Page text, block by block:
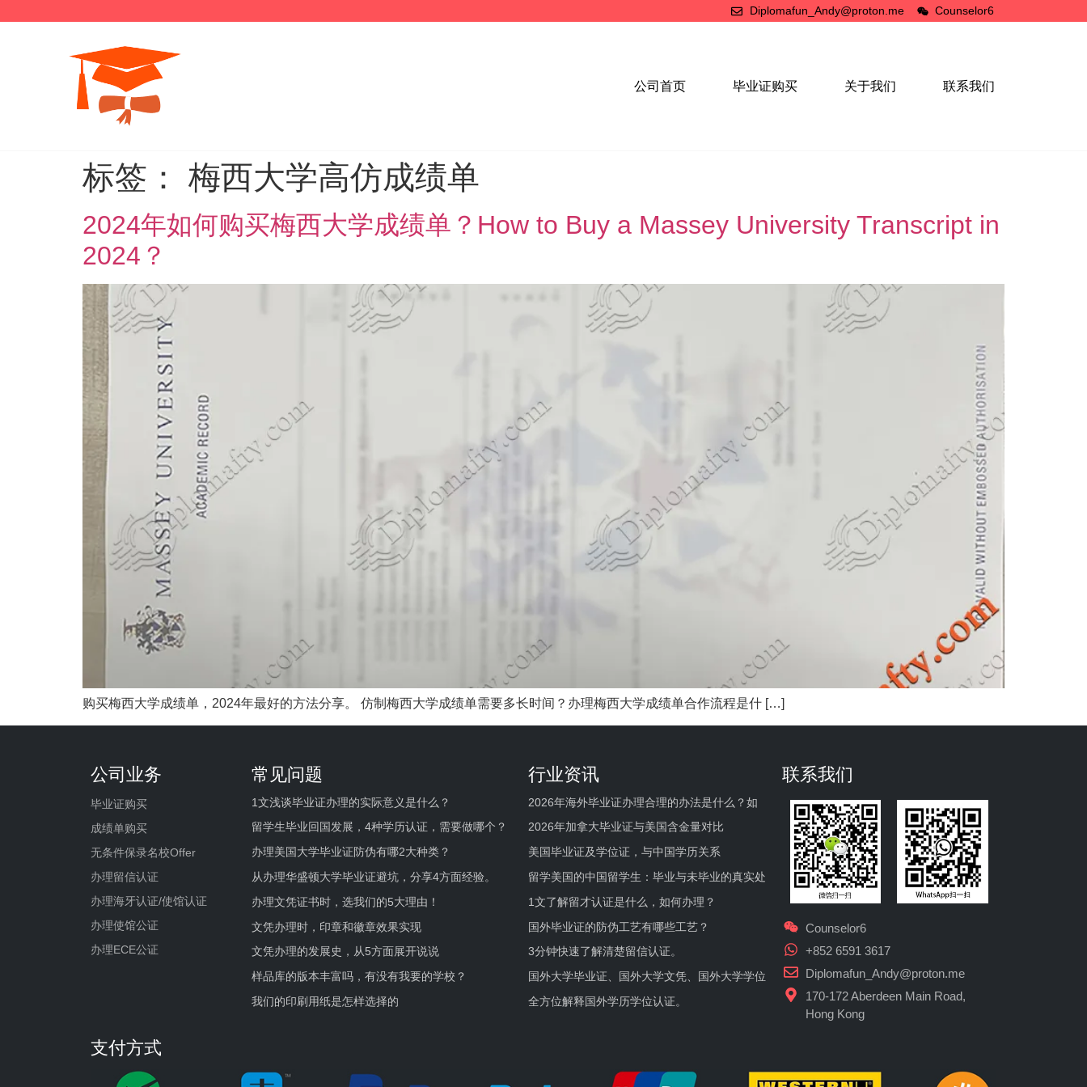
Diplomafun_Andy@proton.me Counselor6
公司首页 毕业证购买 关于我们 联系我们
标签： 梅西大学高仿成绩单
2024年如何购买梅西大学成绩单？How to Buy a Massey University Transcript in
2024？
购买梅西大学成绩单，2024年最好的方法分享。 仿制梅西大学成绩单需要多长时间？办理梅西大学成绩单合作流程是什 […]
公司业务
毕业证购买
成绩单购买
无条件保录名校Offer
办理留信认证
办理海牙认证/使馆认证
办理使馆公证
办理ECE公证
常见问题
1文浅谈毕业证办理的实际意义是什么？
留学生毕业回国发展，4种学历认证，需要做哪个？
办理美国大学毕业证防伪有哪2大种类？
从办理华盛顿大学毕业证避坑，分享4方面经验。
办理文凭证书时，选我们的5大理由！
文凭办理时，印章和徽章效果实现
文凭办理的发展史，从5方面展开说说
样品库的版本丰富吗，有没有我要的学校？
我们的印刷用纸是怎样选择的
行业资讯
2026年海外毕业证办理合理的办法是什么？如
2026年加拿大毕业证与美国含金量对比
美国毕业证及学位证，与中国学历关系
留学美国的中国留学生：毕业与未毕业的真实处
1文了解留才认证是什么，如何办理？
国外毕业证的防伪工艺有哪些工艺？
3分钟快速了解清楚留信认证。
国外大学毕业证、国外大学文凭、国外大学学位
全方位解释国外学历学位认证。
联系我们
Counselor6
+852 6591 3617
Diplomafun_Andy@proton.me
170-172 Aberdeen Main Road,
Hong Kong
支付方式